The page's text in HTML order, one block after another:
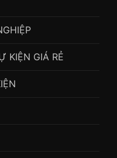
KIỆN GIÁ RẺ